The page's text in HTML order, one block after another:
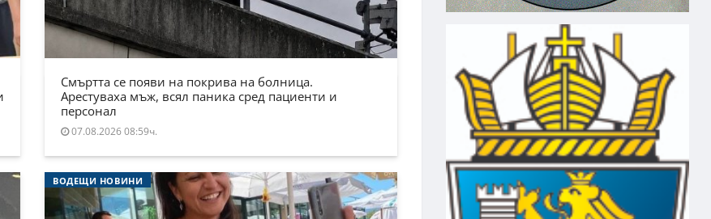
Смъртта се появи на покрива на болница.
Арестуваха мъж, всял паника сред пациенти и
персонал
07.08.2026 08:59ч.
ВОДЕЩИ НОВИНИ